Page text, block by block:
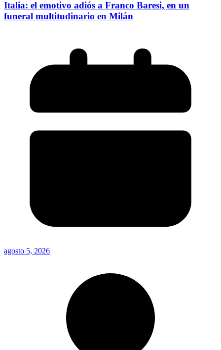
Italia: el emotivo adiós a Franco Baresi, en un
funeral multitudinario en Milán
agosto 5, 2026